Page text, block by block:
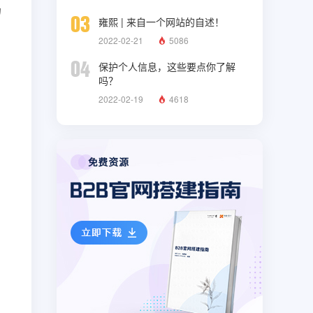
03 雍熙 | 来自一个网站的自述！
2022-02-21 5086
04
保护个人信息，这些要点你了解
吗？
2022-02-19 4618